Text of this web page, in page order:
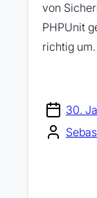
von
PHPUnit
richtig um.
30.